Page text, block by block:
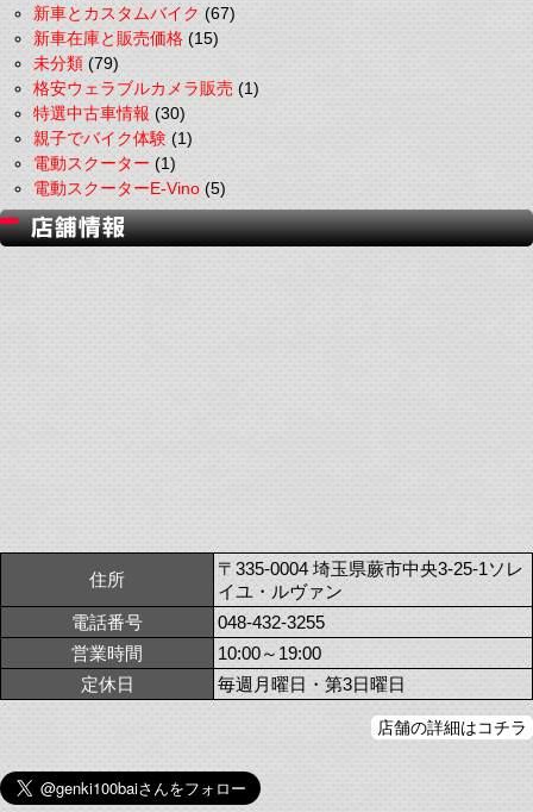
新車とカスタムバイク(67)
新車在庫と販売価格(15)
未分類(79)
格安ウェラブルカメラ販売(1)
特選中古車情報(30)
親子でバイク体験(1)
電動スクーター(1)
電動スクーターE-Vino(5)
住所
〒335-0004 埼玉県蕨市中央3-25-1ソレ
イユ・ルヴァン
電話番号
048-432-3255
営業時間
10:00～19:00
定休日
毎週月曜日・第3日曜日
店舗の詳細はコチラ